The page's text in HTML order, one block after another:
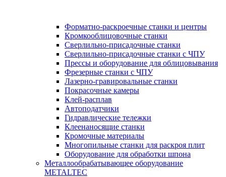
Форматно-раскроечные станки и центры
Кромкооблицовочные станки
Сверлильно-присадочные станки
Сверлильно-присадочные станки с ЧПУ
Прессы и оборудование для облицовывания
Фрезерные станки с ЧПУ
Лазерно-гравировальные станки
Покрасочные камеры
Клей-расплав
Автоподатчики
Гидравлические тележки
Клеенаносящие станки
Кромочные материалы
Многопильные станки для раскроя плит
Оборудование для обработки шпона
Металлообрабатывающее оборудование
METALTEC